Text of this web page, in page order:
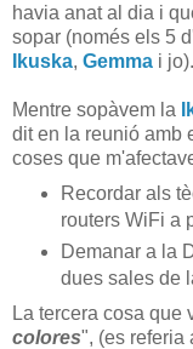
havia anat al dia i
sopar (només els 5
Ikuska, Gemma i jo).
Mentre sopàvem la
dit en la reunió amb
coses que
Recordar als
routers WiFi a
Demanar a la
dues sales de
La tercera cosa que
colores", (es referia